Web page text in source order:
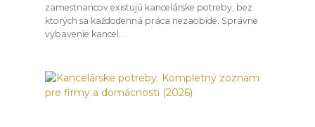
zamestnancov existujú kancelárske potreby, bez
ktorých sa každodenná práca nezaobíde. Správne
vybavenie kancel...